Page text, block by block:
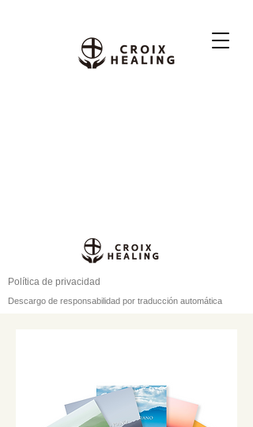
Política de privacidad
Descargo de responsabilidad por traducción automática